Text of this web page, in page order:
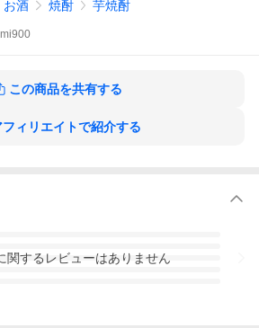
お酒 焼酎 芋焼酎
この商品を共有する
フィリエイトで紹介する
関するレビューはありません